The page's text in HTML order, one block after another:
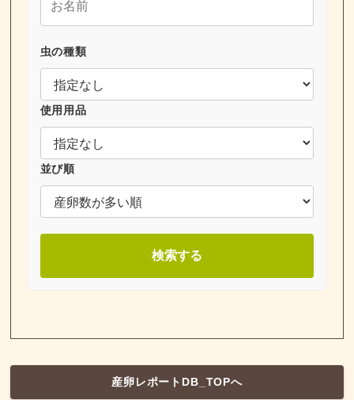
虫の種類
使用用品
並び順
検索する
産卵レポートDB_TOPへ